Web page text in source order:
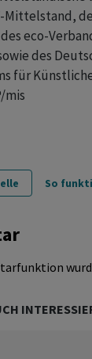
Mittelstand,
eco-
des
für
mis
So